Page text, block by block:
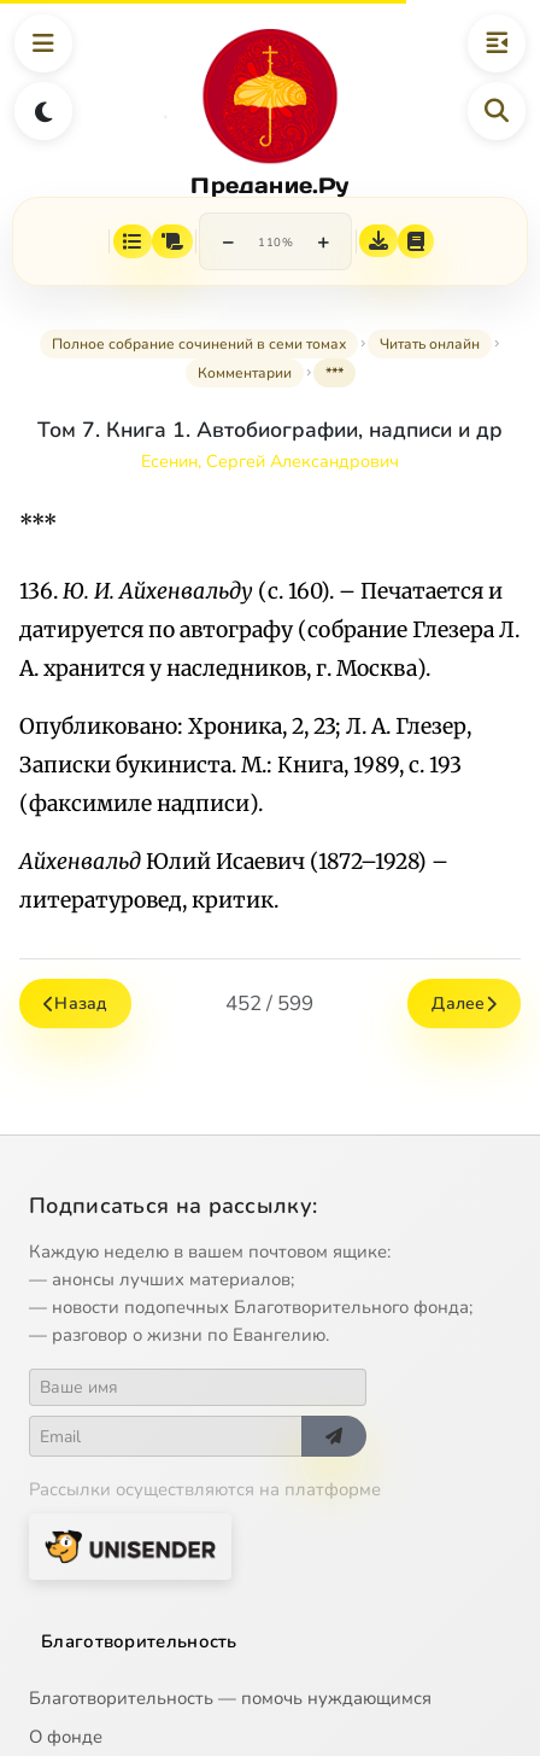
Предание.Ру
− 110% +
Полное собрание сочинений в семи томах
Читать онлайн
Комментарии
***
Том 7. Книга 1. Автобиографии, надписи и др
Есенин, Сергей Александрович
***
136.Ю. И. Айхенвальду (с. 160). – Печатается и
датируется по автографу (собрание Глезера Л.
А. хранится у наследников, г. Москва).
Опубликовано: Хроника, 2, 23; Л. А. Глезер,
Записки букиниста. М.: Книга, 1989, с. 193
(факсимиле надписи).
АйхенвальдЮлий Исаевич (1872–1928) –
литературовед, критик.
Назад 452 / 599 Далее
Подписаться на рассылку:
Каждую неделю в вашем почтовом ящике:
— анонсы лучших материалов;
— новости подопечных Благотворительного фонда;
— разговор о жизни по Евангелию.
Рассылки осуществляются на платформе
Благотворительность
Благотворительность — помочь нуждающимся
О фонде